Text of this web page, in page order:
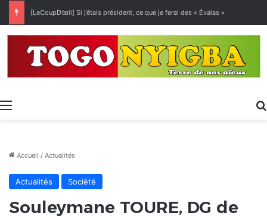
[LeCoupD’œil] Si j’étais président, ce que je ferai des « Évalas »
Menu
Accueil / Actualités
Actualités Société
Souleymane TOURE, DG de